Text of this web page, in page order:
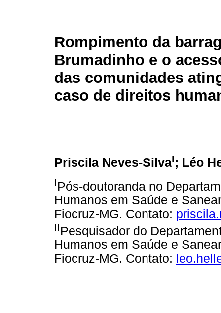
Rompimento da
Brumadinho e o
das comunidades
caso de direitos
Priscila Neves-SilvaI; Léo
IPós-doutoranda no
Humanos em Saúde e
Fiocruz-MG. Contato:
IIPesquisador do
Humanos em Saúde e
Fiocruz-MG. Contato: